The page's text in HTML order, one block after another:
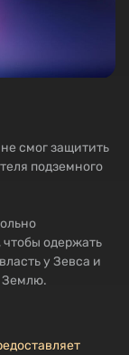
смог защитить
подземного
одержать
у Зевса и
Землю.